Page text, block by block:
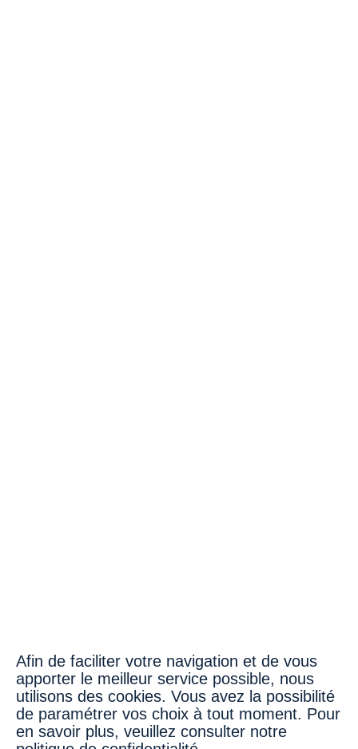
About us Strategy
Our hotels
18 rue Treilhard – 75008 PARIS
+ 33 1 72 32 20 63 –contact@hi-capital.fr
Afin de faciliter votre navigation et de vous
apporter le meilleur service possible, nous
utilisons des cookies. Vous avez la possibilité
de paramétrer vos choix à tout moment. Pour
en savoir plus, veuillez consulter notre